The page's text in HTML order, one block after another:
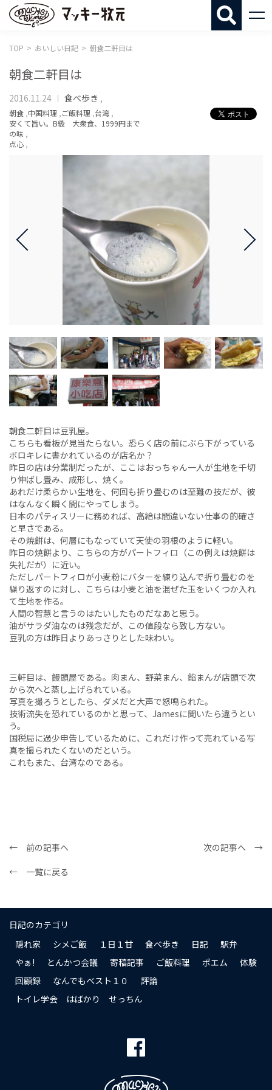
TOP おいしい日記 朝食二軒目は
朝食二軒目は
2016.11.24 食べ歩き ,
朝食 ,中国料理 ,ご飯料理 ,台湾 ,
安くて旨い。B級 大衆食、1999円まで
の味 ,
点心 ,
朝食二軒目は豆乳屋。
こちらも看板が見当たらない。恐らく店の前にぶら下がっている
ボロキレに書かれているのが店名か？
昨日の店は分業制だったが、ここはおっちゃん一人が生地を千切
り伸ばし畳み、成形し、焼く。
あれだけ柔らかい生地を、何回も折り畳むのは至難の技だが、彼
はなんなく瞬く間にやってしまう。
日本のパティスリーに務めれば、高給は間違いない仕事の的確さ
と早さである。
その焼餅は、何層にもなっていて天使の羽根のように軽い。
昨日の焼餅より、こちらの方がパートフィロ（この例えは焼餅は
失礼だが）に近い。
ただしパートフィロが小麦粉にバターを練り込んで折り畳むのを
繰り返すのに対し、こちらは小麦と油を混ぜた玉をいくつか入れ
て生地を作る。
人間の智慧と言うのはたいしたものだなあと思う。
油がサラダ油なのは残念だが、この値段なら致し方ない。
豆乳の方は昨日よりあっさりとした味わい。
三軒目は、饅頭屋である。肉まん、野菜まん、餡まんが店頭で次
から次へと蒸し上げられている。
写真を撮ろうとしたら、ダメだと大声で怒鳴られた。
技術流失を恐れているのかと思って、Jamesに聞いたら違うとい
う。
国税局に過少申告しているために、これだけ作って売れている写
真を撮られたくないのだという。
これもまた、台湾なのである。
← 前の記事へ
次の記事へ →
← 一覧に戻る
日記のカテゴリ
隠れ家
シメご飯 １日１甘 食べ歩き 日記
駅弁
やぁ!
とんかつ会議 寄稿記事 ご飯料理 ポエム
体験
回顧録
なんでもベスト１０
評論
トイレ学会 はばかり せっちん